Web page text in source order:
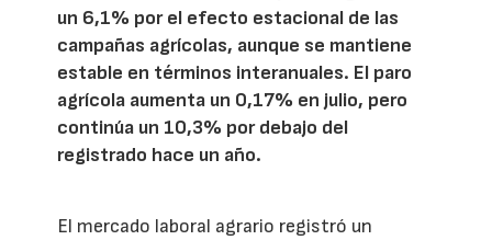
un 6,1% por el efecto estacional de las
campañas agrícolas, aunque se mantiene
estable en términos interanuales. El paro
agrícola aumenta un 0,17% en julio, pero
continúa un 10,3% por debajo del
registrado hace un año.
El mercado laboral agrario registró un